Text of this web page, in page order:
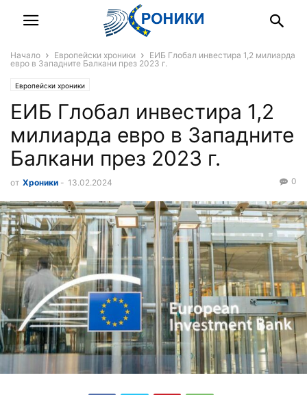
Начало Европейски хроники
ЕИБ Глобал инвестира 1,2 милиарда
евро в Западните Балкани през 2023 г.
Европейски хроники
ЕИБ Глобал инвестира 1,2
милиарда евро в Западните
Балкани през 2023 г.
от Хроники - 13.02.2024 0